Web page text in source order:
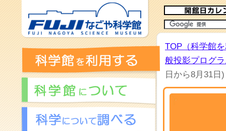
TOP（科学館
般投影プログ
日から8月31日)